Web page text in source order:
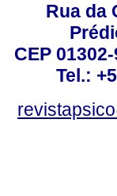
Rua da
CEP
Tel.: